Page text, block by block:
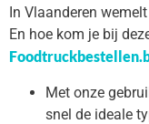
In Vlaanderen
En hoe kom je bij
Met onze
snel de ideale